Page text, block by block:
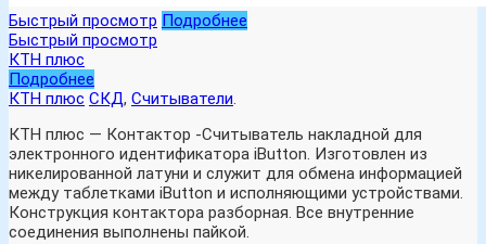
Быстрый просмотр Подробнее
Быстрый просмотр
КТН плюс
Подробнее
КТН плюс СКД, Считыватели.
КТН плюс — Контактор -Считыватель накладной для
электронного идентификатора iButton. Изготовлен из
никелированной латуни и служит для обмена информацией
между таблетками iButton и исполняющими устройствами.
Конструкция контактора разборная. Все внутренние
соединения выполнены пайкой.